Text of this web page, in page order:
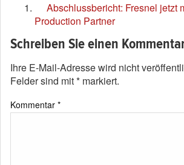
Abschlussbericht: Fresnel jetzt
Production Partner
Schreiben Sie einen
Ihre E-Mail-Adresse wird nicht
Felder sind mit* markiert.
Kommentar *